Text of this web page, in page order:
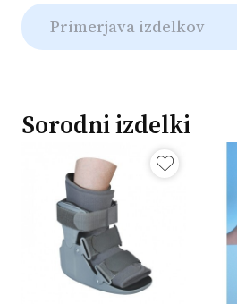
Primerjava izdelkov
Sorodni izdelki